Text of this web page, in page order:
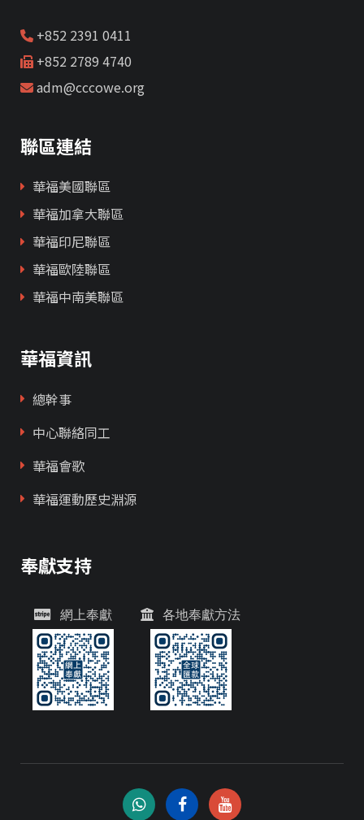
+852 2391 0411
+852 2789 4740
adm@cccowe.org
聯區連結
華福美國聯區
華福加拿大聯區
華福印尼聯區
華福歐陸聯區
華福中南美聯區
華福資訊
總幹事
中心聯絡同工
華福會歌
華福運動歷史淵源
奉獻支持
網上奉獻 各地奉獻方法